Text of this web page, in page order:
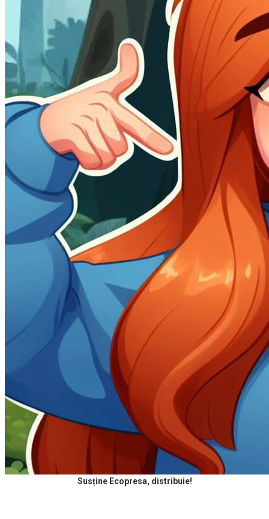
Susține Ecopresa, distribuie!